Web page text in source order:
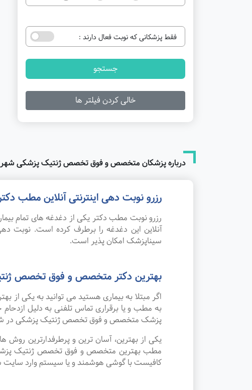
فقط پزشکانی که نوبت فعال دارند :
جستجو
خالی کردن فیلتر ها
درباره پزشکان متخصص و فوق تخصص ژنتیک پزشکی شهر
رزرو نوبت دهی اینترنتی آنلاین
رزرو نوبت مطب دکتر یکی از دغدغه های تمام
آنلاین این دغدغه را برطرف کرده است.
سیناپزشک امکان پذیر است.
بهترین دکتر متخصص و فوق تخصص
اگر مبتلا به بیماری هستید می توانید به یکی
به مطب و یا برقراری تماس تلفنی به دلیل
پزشک متخصص و فوق تخصص ژنتیک پزشکی در
یکی از بهترین، آسان ترین و پرطرفدارترین
مطب بهترین متخصص و فوق تخصص ژنتیک پزشکی
کافیست با گوشی هوشمند و یا سیستم وارد سایت